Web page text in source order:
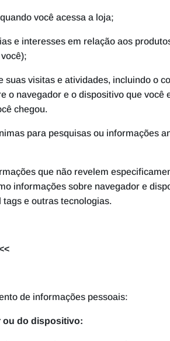
você acessa a loja;
e interesses em relação aos
suas visitas e atividades, incluindo o
navegador e o dispositivo que você
chegou.
para pesquisas ou informações
que não revelem
informações sobre navegador e
e outras tecnologias.
de informações pessoais:
ou do dispositivo: